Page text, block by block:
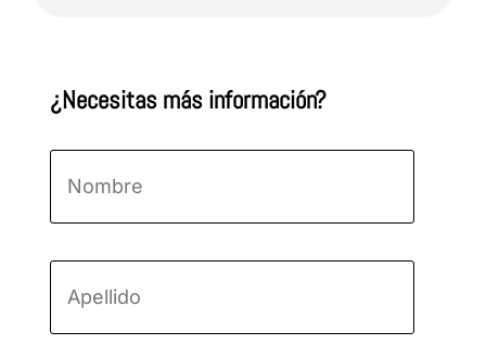
¿Necesitas más información?